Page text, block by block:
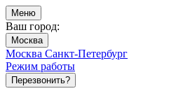
Меню
Ваш город:
Москва
Москва Санкт-Петербург
Режим работы
Перезвонить?